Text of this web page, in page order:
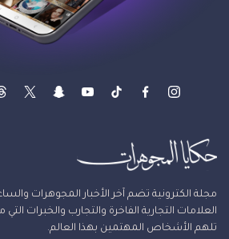
مجلة الكترونية تضم آخر الأخبار المجوهرات
العلامات التجارية الفاخرة والتجارب والخبرات التي
تلهم الأشخاص المهتمين بهذا العالم.